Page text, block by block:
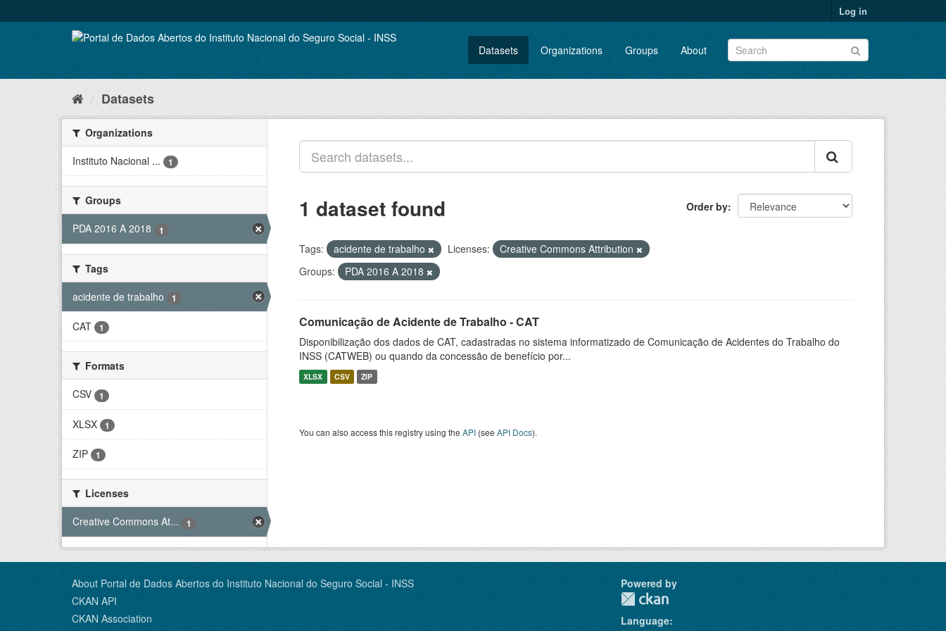
to
Log in
Datasets Organizations Groups About
Datasets
Organizations
Instituto Nacional ...
1
Groups
PDA 2016 A 2018
1
Tags
acidente de trabalho
1
CAT 1
Formats
CSV
1
XLSX 1
ZIP 1
Licenses
Creative Commons At...
1
Order by
1 dataset found
Tags: acidente de trabalho Licenses:
Creative Commons Attribution
Groups:
PDA 2016 A 2018
Comunicação de Acidente de Trabalho - CAT
Disponibilização dos dados de CAT, cadastradas no sistema informatizado de Comunicação de Acidentes do Trabalho do
INSS (CATWEB) ou quando da concessão de benefício por...
XLSX CSV ZIP
You can also access this registry using the API (see API Docs).
About Portal de Dados Abertos do Instituto Nacional do Seguro Social - INSS
CKAN API
CKAN Association
Powered by
Language